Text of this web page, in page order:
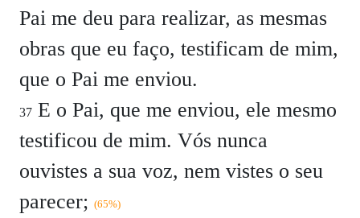
Pai me deu para realizar, as mesmas
obras que eu faço, testificam de mim,
que o Pai me enviou.
37 E o Pai, que me enviou, ele mesmo
testificou de mim. Vós nunca
ouvistes a sua voz, nem vistes o seu
parecer; (65%)